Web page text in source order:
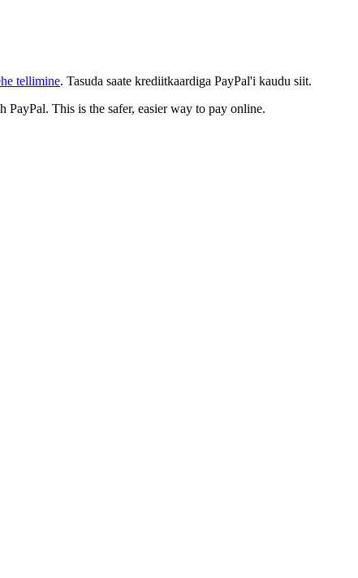
tellimine. Tasuda saate krediitkaardiga PayPal'i kaudu siit.
PayPal. This is the safer, easier way to pay online.